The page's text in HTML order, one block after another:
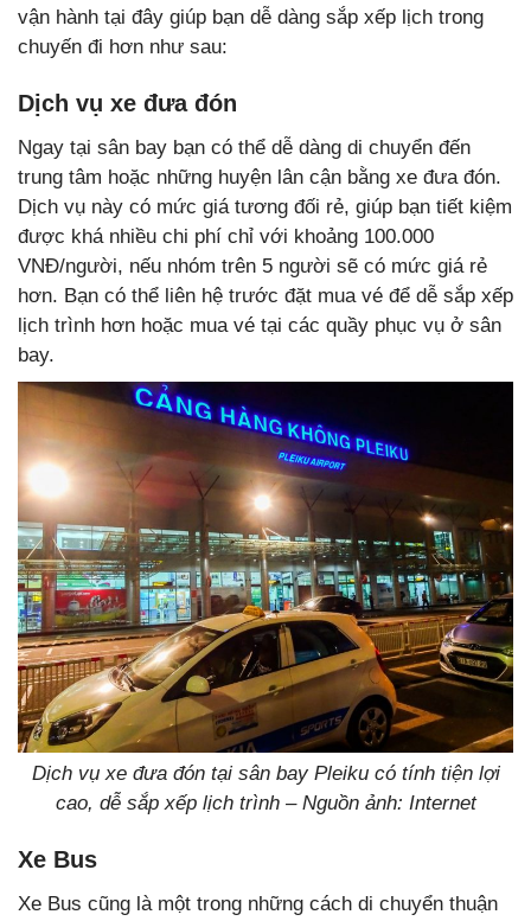
vận hành tại đây giúp bạn dễ dàng sắp xếp lịch trong
chuyến đi hơn như sau:
Dịch vụ xe đưa đón
Ngay tại sân bay bạn có thể dễ dàng di chuyển đến
trung tâm hoặc những huyện lân cận bằng xe đưa đón.
Dịch vụ này có mức giá tương đối rẻ, giúp bạn tiết kiệm
được khá nhiều chi phí chỉ với khoảng 100.000
VNĐ/người, nếu nhóm trên 5 người sẽ có mức giá rẻ
hơn. Bạn có thể liên hệ trước đặt mua vé để dễ sắp xếp
lịch trình hơn hoặc mua vé tại các quầy phục vụ ở sân
bay.
Dịch vụ xe đưa đón tại sân bay Pleiku có tính tiện lợi
cao, dễ sắp xếp lịch trình – Nguồn ảnh: Internet
Xe Bus
Xe Bus cũng là một trong những cách di chuyển thuận